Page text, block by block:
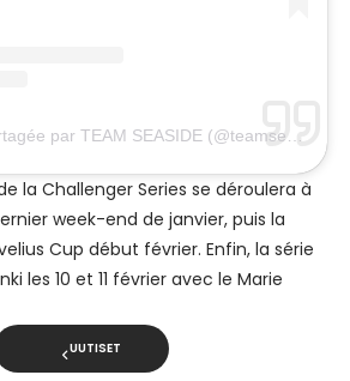
la Challenger Series se déroulera à
week-end de janvier, puis la
Cup début février. Enfin, la série
les 10 et 11 février avec le Marie
UUTISET